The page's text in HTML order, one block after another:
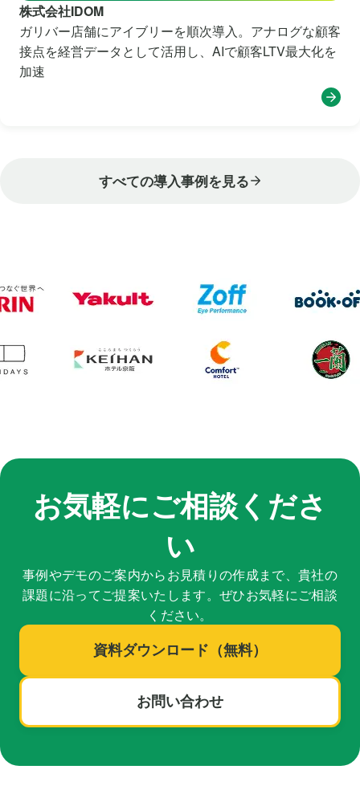
株式会社IDOM
ガリバー店舗にアイブリーを順次導入。アナログな顧客
接点を経営データとして活用し、AIで顧客LTV最大化を
加速
すべての導入事例を見る
お気軽にご相談くださ
い
事例やデモのご案内からお見積りの作成まで、貴社の
課題に沿ってご提案いたします。ぜひお気軽にご相談
ください。
資料ダウンロード（無料）
お問い合わせ